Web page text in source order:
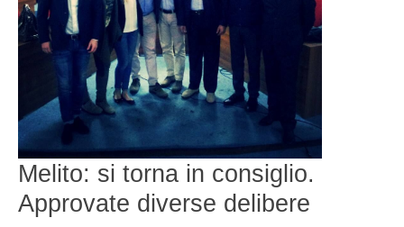
Melito: si torna in consiglio.
Approvate diverse delibere
diverse
delibere